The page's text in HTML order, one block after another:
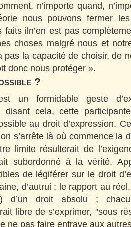
n’importe quand,
nous pouvons fermer
faits iln’en est pas
choses malgré nous et
pas la capacité de choisir, de
donc nous protéger ».
?
un formidable geste
cela, cette
au droit d’expression.
s’arrête là où commence la
limite résulterait de
subordonné à la vérité.
de légiférer sur le droit
d’autrui ; le rapport au
d’un droit absolu ;
libre de s’exprimer, "sous
ne pas faire entrave aux